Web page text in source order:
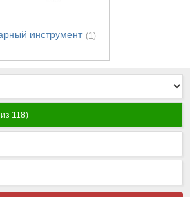
инструмент (1)
118)